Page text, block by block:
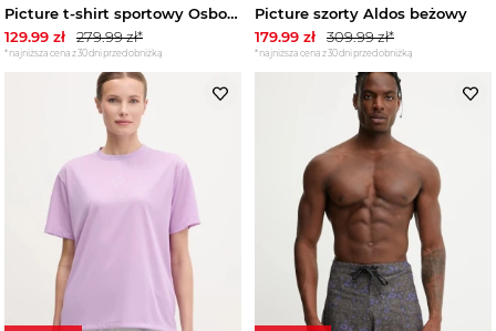
Picture t-shirt sportowy Osborn turkusowy
129.99 zł 279.99zł*
*najniższa cena z 30 dni przed obniżką
Picture szorty Aldos beżowy
179.99 zł 309.99zł*
*najniższa cena z 30 dni przed obniżką